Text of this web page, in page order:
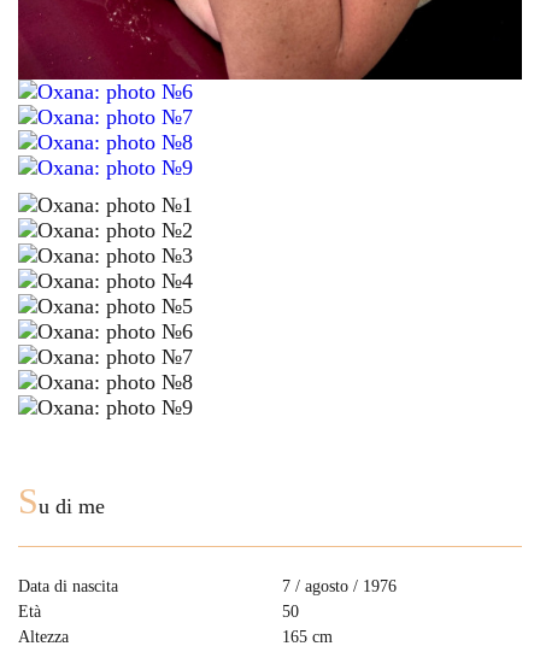
Su di me
Data di nascita
7 / agosto / 1976
Età
50
Altezza
165 cm